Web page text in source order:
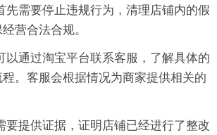
先需要停止违规行为，清理店铺内的假
营合法合规。
以通过淘宝平台联系客服，了解具体的
。客服会根据情况为商家提供相关的
要提供证据，证明店铺已经进行了整改